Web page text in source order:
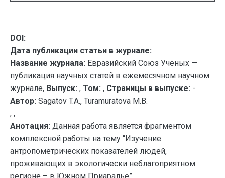
DOI:
Дата публикации статьи в журнале:
Название журнала: Евразийский Союз Ученых —
публикация научных статей в ежемесячном научном
журнале, Выпуск: , Том: , Страницы в выпуске: -
Автор: Sagatov T.A., Turamuratova M.B.
, ,
Анотация: Данная работа является фрагментом
комплексной работы на тему “Изучение
антропометрических показателей людей,
проживающих в экологически неблагоприятном